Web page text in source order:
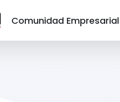
Comunidad Empresarial